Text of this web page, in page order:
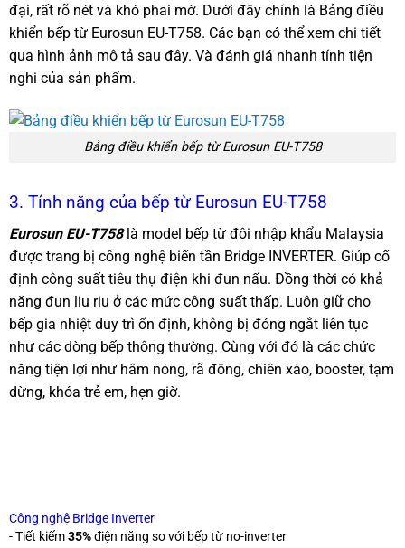
đại, rất rõ nét và khó phai mờ. Dưới đây chính là Bảng điều
khiển bếp từ Eurosun EU-T758. Các bạn có thể xem chi tiết
qua hình ảnh mô tả sau đây. Và đánh giá nhanh tính tiện
nghi của sản phẩm.
Bảng điều khiển bếp từ Eurosun EU-T758
3. Tính năng của bếp từ Eurosun EU-T758
Eurosun EU-T758là model bếp từ đôi nhập khẩu Malaysia
được trang bị công nghệ biến tần Bridge INVERTER. Giúp cố
định công suất tiêu thụ điện khi đun nấu. Đồng thời có khả
năng đun liu riu ở các mức công suất thấp. Luôn giữ cho
bếp gia nhiệt duy trì ổn định, không bị đóng ngắt liên tục
như các dòng bếp thông thường. Cùng với đó là các chức
năng tiện lợi như hâm nóng, rã đông, chiên xào, booster, tạm
dừng, khóa trẻ em, hẹn giờ.
Công nghệ Bridge Inverter
- Tiết kiếm35%điện năng so với bếp từ no-inverter